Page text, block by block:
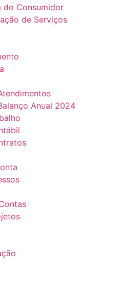
do Consumidor
de Serviços
Anual 2024